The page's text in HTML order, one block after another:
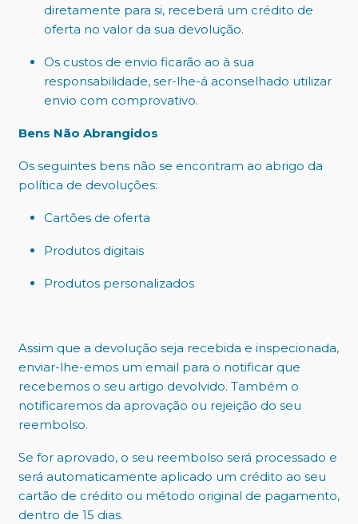
diretamente para si, receberá um crédito de
oferta no valor da sua devolução.
Os custos de envio ficarão ao à sua
responsabilidade, ser-lhe-á aconselhado utilizar
envio com comprovativo.
Bens Não Abrangidos
Os seguintes bens não se encontram ao abrigo da
política de devoluções:
Cartões de oferta
Produtos digitais
Produtos personalizados
Assim que a devolução seja recebida e inspecionada,
enviar-lhe-emos um email para o notificar que
recebemos o seu artigo devolvido. Também o
notificaremos da aprovação ou rejeição do seu
reembolso.
Se for aprovado, o seu reembolso será processado e
será automaticamente aplicado um crédito ao seu
cartão de crédito ou método original de pagamento,
dentro de 15 dias.